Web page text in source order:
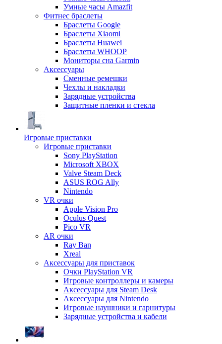
Умные часы Amazfit
Фитнес браслеты
Браслеты Google
Браслеты Xiaomi
Браслеты Huawei
Браслеты WHOOP
Мониторы сна Garmin
Аксессуары
Сменные ремешки
Чехлы и накладки
Зарядные устройства
Защитные пленки и стекла
Игровые приставки
Игровые приставки
Sony PlayStation
Microsoft XBOX
Valve Steam Deck
ASUS ROG Ally
Nintendo
VR очки
Apple Vision Pro
Oculus Quest
Pico VR
AR очки
Ray Ban
Xreal
Аксессуары для приставок
Очки PlayStation VR
Игровые контроллеры и камеры
Аксессуары для Steam Desk
Аксессуары для Nintendo
Игровые наушники и гарнитуры
Зарядные устройства и кабели